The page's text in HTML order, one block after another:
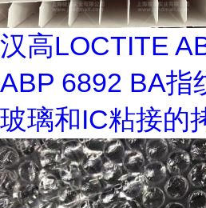
汉高LOCTITE
ABP 6892 BA指
玻璃和IC粘接的